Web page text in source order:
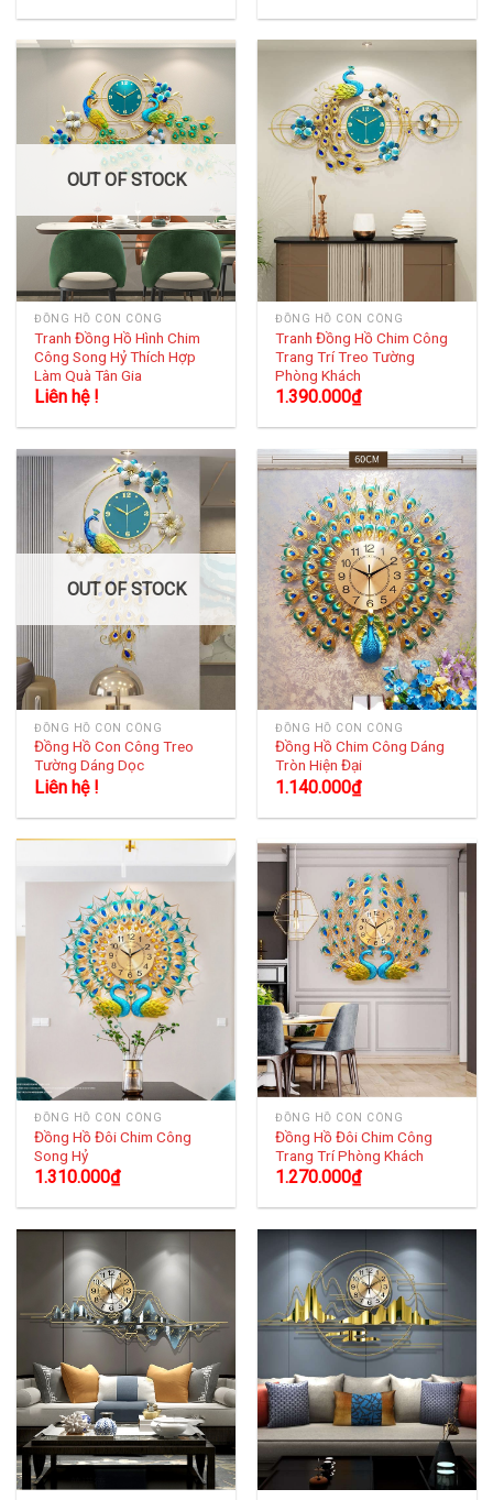
OUT OF STOCK
ĐỒNG HỒ CON CÔNG
Tranh Đồng Hồ Hình Chim
Công Song Hỷ Thích Hợp
Làm Quà Tân Gia
Liên hệ !
ĐỒNG HỒ CON CÔNG
Tranh Đồng Hồ Chim Công
Trang Trí Treo Tường
Phòng Khách
1.390.000₫
OUT OF STOCK
ĐỒNG HỒ CON CÔNG
Đồng Hồ Con Công Treo
Tường Dáng Dọc
Liên hệ !
ĐỒNG HỒ CON CÔNG
Đồng Hồ Chim Công Dáng
Tròn Hiện Đại
1.140.000₫
ĐỒNG HỒ CON CÔNG
Đồng Hồ Đôi Chim Công
Song Hỷ
1.310.000₫
ĐỒNG HỒ CON CÔNG
Đồng Hồ Đôi Chim Công
Trang Trí Phòng Khách
1.270.000₫